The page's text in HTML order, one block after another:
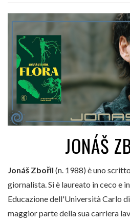
JONÁŠ
Jonáš Zbořil (n. 1988) è uno
giornalista. Si è laureato in ceco e
Educazione dell'Università Carlo
maggior parte della sua carriera